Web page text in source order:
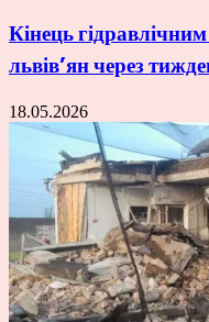
Кінець
львів’ян через
18.05.2026